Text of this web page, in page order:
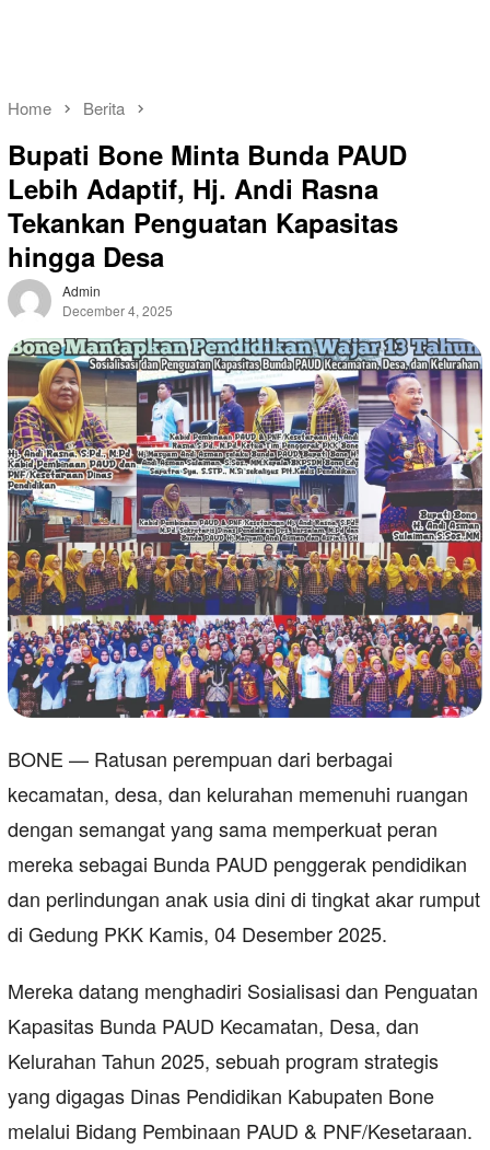
Home Berita
Bupati Bone Minta Bunda PAUD
Lebih Adaptif, Hj. Andi Rasna
Tekankan Penguatan Kapasitas
hingga Desa
Admin
December 4, 2025
BONE — Ratusan perempuan dari berbagai
kecamatan, desa, dan kelurahan memenuhi ruangan
dengan semangat yang sama memperkuat peran
mereka sebagai Bunda PAUD penggerak pendidikan
dan perlindungan anak usia dini di tingkat akar rumput
di Gedung PKK Kamis, 04 Desember 2025.
Mereka datang menghadiri Sosialisasi dan Penguatan
Kapasitas Bunda PAUD Kecamatan, Desa, dan
Kelurahan Tahun 2025, sebuah program strategis
yang digagas Dinas Pendidikan Kabupaten Bone
melalui Bidang Pembinaan PAUD & PNF/Kesetaraan.